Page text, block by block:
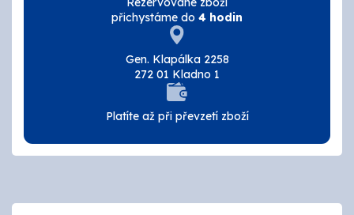
Technické kapaliny
Tmely a lepidla
Štětce, válečky, nářadí
ZNAČKY
přichystáme do 4 hodin
Gen. Klapálka 2258
272 01 Kladno 1
Platíte až při převzetí zboží